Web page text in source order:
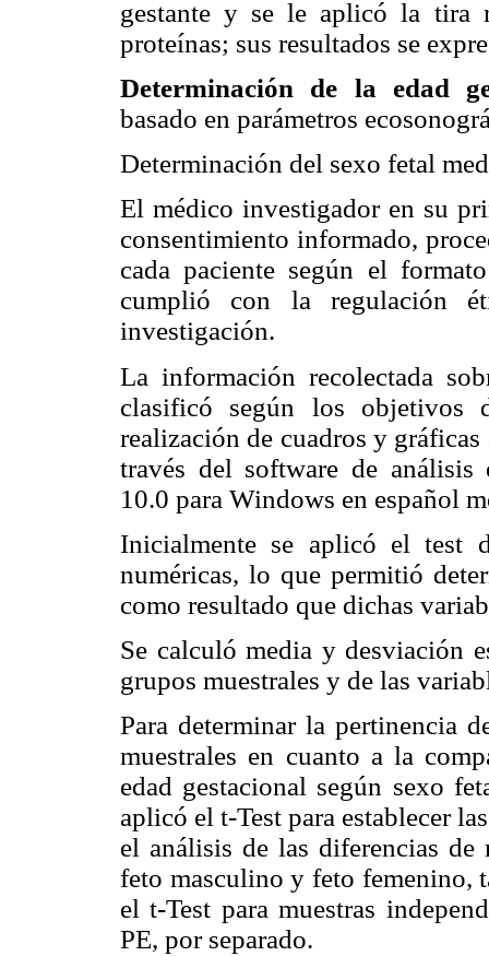
gestante y se le aplicó la tira
proteínas; sus resultados se
Determinación de la edad
basado en parámetros
Determinación del sexo fetal
El médico investigador en su
consentimiento informado,
cada paciente según el
cumplió con la regulación
investigación.
La información recolectada
clasificó según los objetivos
realización de cuadros y
través del software de análisis
10.0 para Windows en español
Inicialmente se aplicó el test
numéricas, lo que permitió
como resultado que dichas
Se calculó media y desviación
grupos muestrales y de las
Para determinar la pertinencia
muestrales en cuanto a la
edad gestacional según sexo
aplicó el t-Test para establecer
el análisis de las diferencias de
feto masculino y feto femenino,
el t-Test para muestras
PE, por separado.